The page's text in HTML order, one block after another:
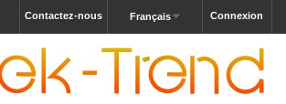
Connexion
Français
Contactez-nous